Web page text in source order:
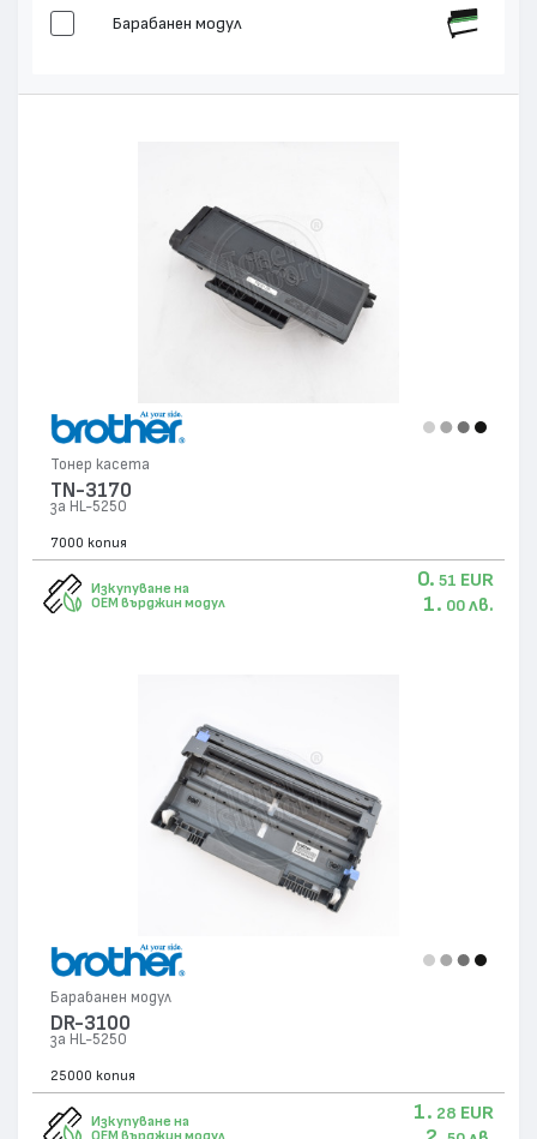
Барабанен модул
Тонер касета
TN-3170
за HL-5250
7000 копия
Изкупуване на
OEM върджин модул
0. 51 EUR
1. 00 лв.
Барабанен модул
DR-3100
за HL-5250
25000 копия
Изкупуване на
OEM върджин модул
1. 28 EUR